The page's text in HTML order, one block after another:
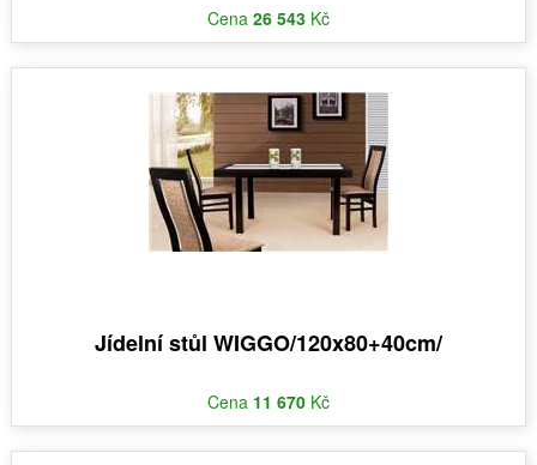
Cena 26 543 Kč
Jídelní stůl WIGGO/120x80+40cm/
Cena 11 670 Kč